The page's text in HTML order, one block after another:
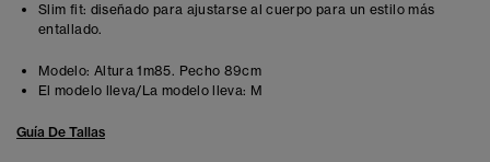
Slim fit: diseñado para ajustarse al cuerpo para un estilo más
entallado.
Modelo: Altura 1m85. Pecho 89cm
El modelo lleva/La modelo lleva: M
Guía De Tallas